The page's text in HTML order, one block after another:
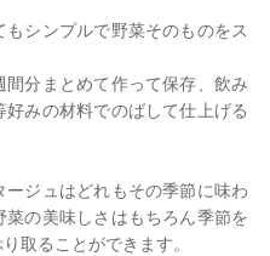
シンプルで野菜そのものをス
分まとめて作って保存、飲み
みの材料でのばして仕上げる
ジュはどれもその季節に味わ
の美味しさはもちろん季節を
取ることができます。